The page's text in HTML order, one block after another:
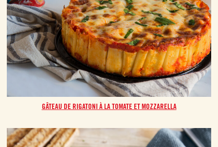
GÂTEAU DE RIGATONI À LA TOMATE ET MOZZARELLA